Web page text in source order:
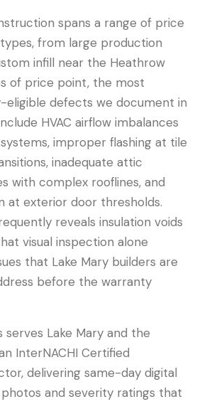
预约检查
spans a range of price
from large production
infill near the Heathrow
of price point, the most
defects we document in
HVAC airflow imbalances
improper flashing at tile
inadequate attic
with complex rooflines, and
at exterior door thresholds.
reveals insulation voids
visual inspection alone
that Lake Mary builders are
before the warranty
serves Lake Mary and the
InterNACHI Certified
delivering same-day digital
and severity ratings that